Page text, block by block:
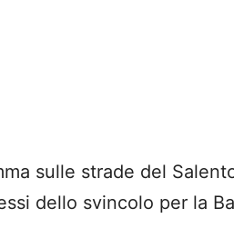
sulle strade del
dello svincolo per la